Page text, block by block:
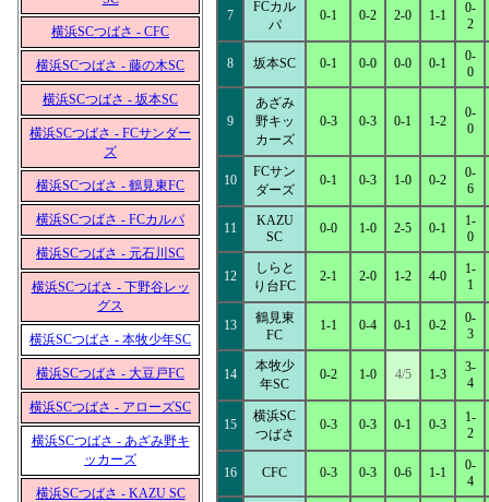
横浜SCつばさ - CFC
横浜SCつばさ - 藤の木SC
横浜SCつばさ - 坂本SC
横浜SCつばさ - FCサンダー
ズ
横浜SCつばさ - 鶴見東FC
横浜SCつばさ - FCカルパ
横浜SCつばさ - 元石川SC
横浜SCつばさ - 下野谷レッ
グス
横浜SCつばさ - 本牧少年SC
横浜SCつばさ - 大豆戸FC
横浜SCつばさ - アローズSC
横浜SCつばさ - あざみ野キ
ッカーズ
横浜SCつばさ - KAZU SC
7
FCカル
パ
0-1 0-2 2-0 1-1
0-
2
8 坂本SC 0-1 0-0 0-0 0-1
0-
0
9
あざみ
野キッ
カーズ
0-3 0-3 0-1 1-2
0-
0
10
FCサン
ダーズ
0-1 0-3 1-0 0-2
0-
6
11
KAZU
SC
0-0 1-0 2-5 0-1
1-
0
12
しらと
り台FC
2-1 2-0 1-2 4-0
1-
1
13
鶴見東
FC
1-1 0-4 0-1 0-2
0-
3
14
本牧少
年SC
0-2 1-0 4/5 1-3
3-
4
15
横浜SC
つばさ
0-3 0-3 0-1 0-3
1-
2
16 CFC 0-3 0-3 0-6 1-1
0-
4